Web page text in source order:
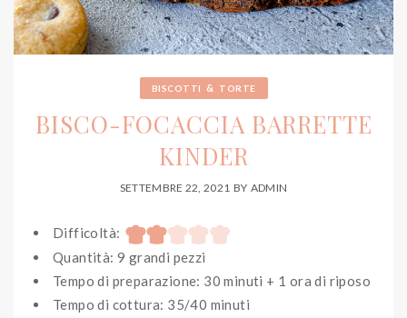
BISCOTTI & TORTE
BISCO-FOCACCIA BARRETTE
KINDER
SETTEMBRE 22, 2021 BY ADMIN
Difficoltà:
Quantità: 9 grandi pezzi
Tempo di preparazione: 30 minuti + 1 ora di riposo
Tempo di cottura: 35/40 minuti